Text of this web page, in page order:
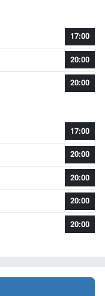
17:00
20:00
20:00
17:00
20:00
20:00
20:00
20:00